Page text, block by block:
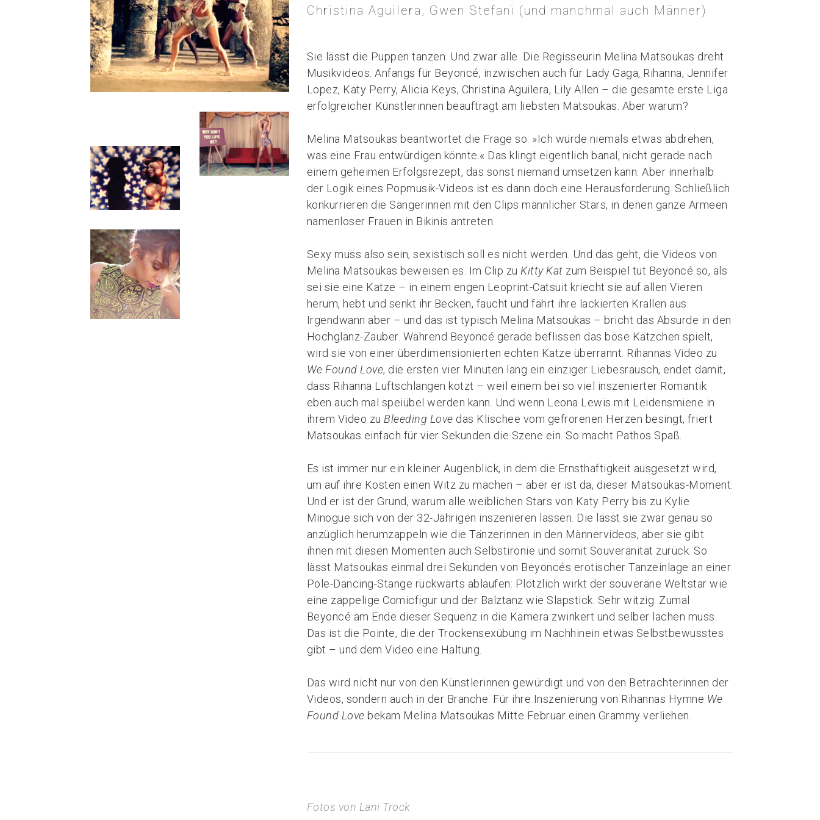
Christina Aguilera, Gwen Stefani (und manchmal auch Männer)
Sie lässt die Puppen tanzen. Und zwar alle. Die Regisseurin Melina Matsoukas dreht
Musikvideos. Anfangs für Beyoncé, inzwischen auch für Lady Gaga, Rihanna, Jennifer
Lopez, Katy Perry, Alicia Keys, Christina Aguilera, Lily Allen – die gesamte erste Liga
erfolgreicher Künstlerinnen beauftragt am liebsten Matsoukas. Aber warum?
Melina Matsoukas beantwortet die Frage so: »Ich würde niemals etwas abdrehen,
was eine Frau entwürdigen könnte.« Das klingt eigentlich banal, nicht gerade nach
einem geheimen Erfolgsrezept, das sonst niemand umsetzen kann. Aber innerhalb
der Logik eines Popmusik-Videos ist es dann doch eine Herausforderung. Schließlich
konkurrieren die Sängerinnen mit den Clips männlicher Stars, in denen ganze Armeen
namenloser Frauen in Bikinis antreten.
Sexy muss also sein, sexistisch soll es nicht werden. Und das geht, die Videos von
Melina Matsoukas beweisen es. Im Clip zu Kitty Kat zum Beispiel tut Beyoncé so, als
sei sie eine Katze – in einem engen Leoprint-Catsuit kriecht sie auf allen Vieren
herum, hebt und senkt ihr Becken, faucht und fährt ihre lackierten Krallen aus.
Irgendwann aber – und das ist typisch Melina Matsoukas – bricht das Absurde in den
Hochglanz-Zauber. Während Beyoncé gerade beflissen das böse Kätzchen spielt,
wird sie von einer überdimensionierten echten Katze überrannt. Rihannas Video zu
We Found Love, die ersten vier Minuten lang ein einziger Liebesrausch, endet damit,
dass Rihanna Luftschlangen kotzt – weil einem bei so viel inszenierter Romantik
eben auch mal speiübel werden kann. Und wenn Leona Lewis mit Leidensmiene in
ihrem Video zu Bleeding Love das Klischee vom gefrorenen Herzen besingt, friert
Matsoukas einfach für vier Sekunden die Szene ein. So macht Pathos Spaß.
Es ist immer nur ein kleiner Augenblick, in dem die Ernsthaftigkeit ausgesetzt wird,
um auf ihre Kosten einen Witz zu machen – aber er ist da, dieser Matsoukas-Moment.
Und er ist der Grund, warum alle weiblichen Stars von Katy Perry bis zu Kylie
Minogue sich von der 32-Jährigen inszenieren lassen. Die lässt sie zwar genau so
anzüglich herumzappeln wie die Tänzerinnen in den Männervideos, aber sie gibt
ihnen mit diesen Momenten auch Selbstironie und somit Souveränität zurück. So
lässt Matsoukas einmal drei Sekunden von Beyoncés erotischer Tanzeinlage an einer
Pole-Dancing-Stange rückwärts ablaufen: Plötzlich wirkt der souveräne Weltstar wie
eine zappelige Comicfigur und der Balztanz wie Slapstick. Sehr witzig. Zumal
Beyoncé am Ende dieser Sequenz in die Kamera zwinkert und selber lachen muss.
Das ist die Pointe, die der Trockensexübung im Nachhinein etwas Selbstbewusstes
gibt – und dem Video eine Haltung.
Das wird nicht nur von den Künstlerinnen gewürdigt und von den Betrachterinnen der
Videos, sondern auch in der Branche. Für ihre Inszenierung von Rihannas Hymne We
Found Love bekam Melina Matsoukas Mitte Februar einen Grammy verliehen.
Fotos von Lani Trock